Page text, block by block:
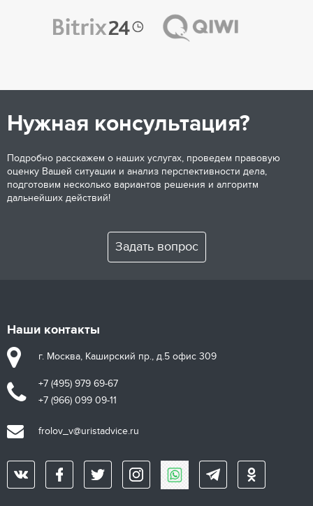
Нужная консультация?
Подробно расскажем о наших услугах, проведем правовую
оценку Вашей ситуации и анализ перспективности дела,
подготовим несколько вариантов решения и алгоритм
дальнейших действий!
Задать вопрос
Наши контакты
г. Москва, Каширский пр., д.5 офис 309
+7 (495) 979 69-67
+7 (966) 099 09-11
frolov_v@uristadvice.ru